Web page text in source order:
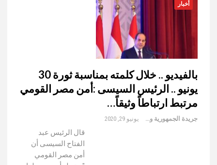
أخبار
بالفيديو .. خلال كلمته بمناسبة ثورة 30
يونيو .. الرئيس السيسى :أمن مصر القومي
مرتبط ارتباطاً وثيقاً…
جريدة الجمهورية والعالم يونيو 29, 2020
قال الرئيس عبد
الفتاح السيسى أن
أمن مصر القومي